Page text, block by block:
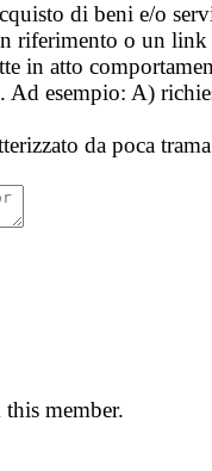
di beni e/o
o un link
in atto
Ad esempio: A)
da poca
member.